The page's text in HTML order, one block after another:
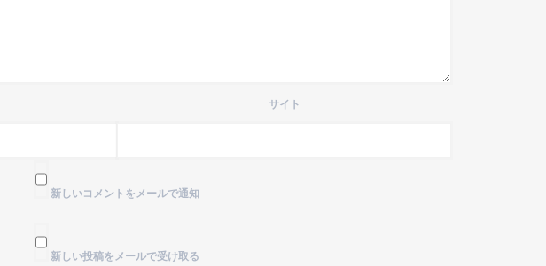
サイト
新しいコメントをメールで通知
新しい投稿をメールで受け取る